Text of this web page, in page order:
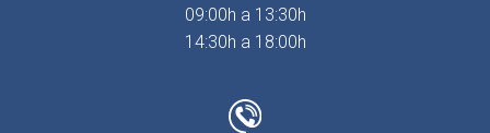
09:00h a 13:30h
14:30h a 18:00h